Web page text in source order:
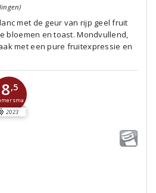
met de geur van rijp geel fruit
bloemen en toast. Mondvullend,
met een pure fruitexpressie en
8,5
2023